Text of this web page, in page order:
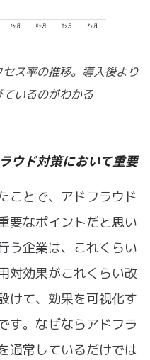
ス率の推移。導入後より
いるのがわかる
ウド対策において重要
ことで、アドフラウド
要なポイントだと思い
う企業は、これくらい
対効果がこれくらい改
けて、効果を可視化す
す。なぜならアドフラ
通常しているだけでは